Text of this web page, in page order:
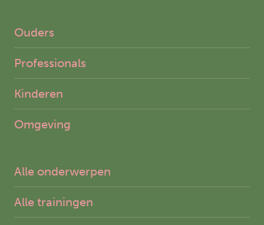
Ouders
Professionals
Kinderen
Omgeving
Alle onderwerpen
Alle trainingen